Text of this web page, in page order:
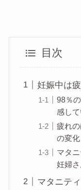
目次
妊娠中は
98％
感し
疲れ
の変
マタ
妊婦
マタニテ